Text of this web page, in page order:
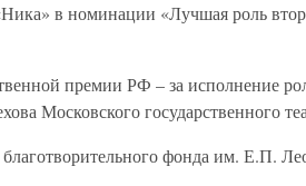
в номинации «Лучшая роль
премии РФ – за исполнение
Московского государственного
фонда им. Е.П.